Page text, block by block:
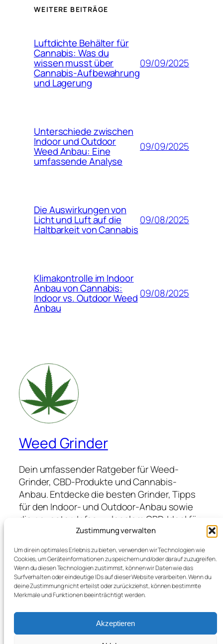
Zustimmung verwalten
Um dir ein optimales Erlebnis zu bieten, verwenden wir Technologien wie
Cookies, um Geräteinformationen zu speichern und/oder darauf zuzugreifen.
Wenn du diesen Technologien zustimmst, können wir Daten wie das
Surfverhalten oder eindeutige IDs auf dieser Website verarbeiten. Wenn du
deine Zustimmung nicht erteilst oder zurückziehst, können bestimmte
Merkmale und Funktionen beeinträchtigt werden.
Akzeptieren
WEITERE BEITRÄGE
Luftdichte Behälter für
Cannabis: Was du
wissen musst über
Cannabis-Aufbewahrung
und Lagerung
09/09/2025
Unterschiede zwischen
Indoor und Outdoor
Weed Anbau: Eine
umfassende Analyse
09/09/2025
Die Auswirkungen von
Licht und Luft auf die
Haltbarkeit von Cannabis
09/08/2025
Klimakontrolle im Indoor
Anbau von Cannabis:
Indoor vs. Outdoor Weed
Anbau
09/08/2025
Weed Grinder
Dein umfassender Ratgeber für Weed-
Grinder, CBD-Produkte und Cannabis-
Anbau. Entdecke die besten Grinder, Tipps
für den Indoor- und Outdoor-Anbau sowie
die neuesten Infos zu legalem CBD. Ideal für
Anfänger und Profis, die hochwertige
profitieren möchten.
Blog
Veranstaltungen